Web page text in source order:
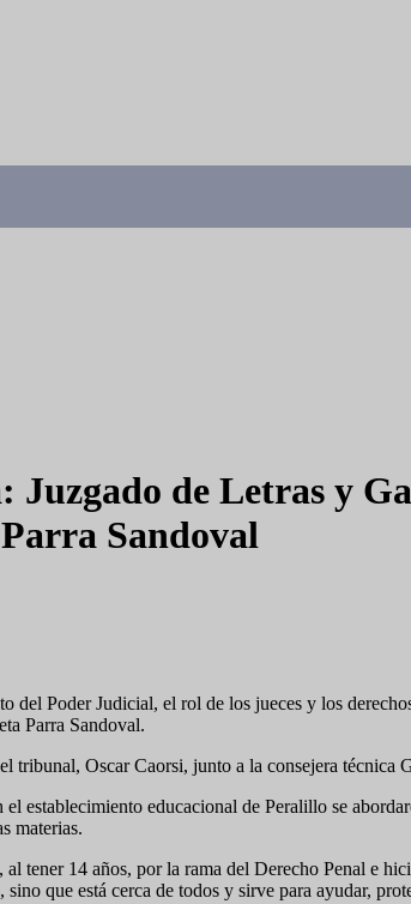
Juzgado de Letras y
Sandoval
del Poder Judicial, el rol de los jueces y los
Parra Sandoval.
tribunal, Oscar Caorsi, junto a la consejera
establecimiento educacional de Peralillo se
materias.
al tener 14 años, por la rama del Derecho Penal e
que está cerca de todos y sirve para ayudar,